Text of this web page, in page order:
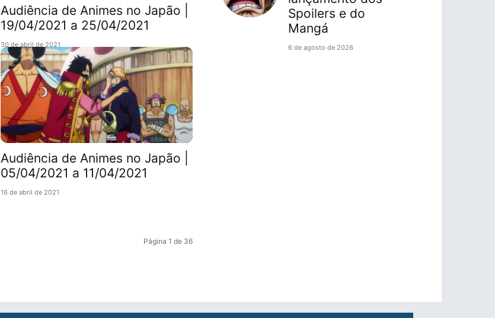
Audiência de Animes no Japão |
19/04/2021 a 25/04/2021
30 de abril de 2021
Audiência de Animes no Japão |
05/04/2021 a 11/04/2021
16 de abril de 2021
Página 1 de 36
Spoilers e do
Mangá
6 de agosto de 2026